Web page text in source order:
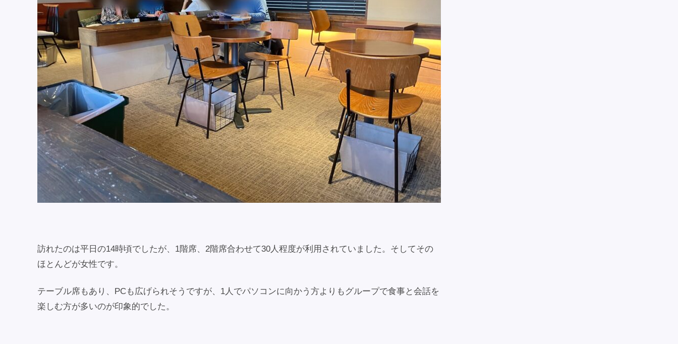
訪れたのは平日の14時頃でしたが、1階席、2階席合わせて30人程度が利用されていました。そしてその
ほとんどが女性です。
テーブル席もあり、PCも広げられそうですが、1人でパソコンに向かう方よりもグループで食事と会話を
楽しむ方が多いのが印象的でした。